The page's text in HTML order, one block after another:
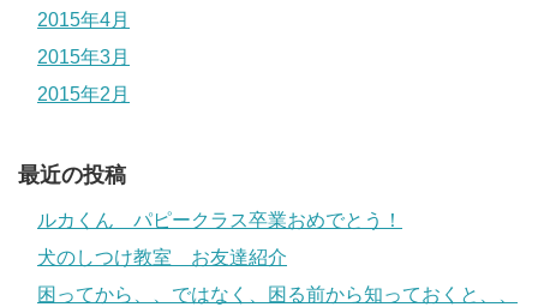
2015年4月
2015年3月
2015年2月
最近の投稿
ルカくん パピークラス卒業おめでとう！
犬のしつけ教室 お友達紹介
困ってから、、ではなく、困る前から知っておくと、、